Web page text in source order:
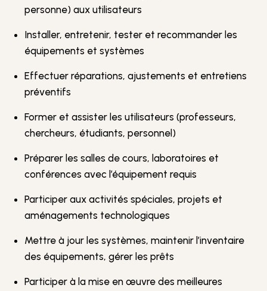
personne) aux utilisateurs
Installer, entretenir, tester et recommander les
équipements et systèmes
Effectuer réparations, ajustements et entretiens
préventifs
Former et assister les utilisateurs (professeurs,
chercheurs, étudiants, personnel)
Préparer les salles de cours, laboratoires et
conférences avec l’équipement requis
Participer aux activités spéciales, projets et
aménagements technologiques
Mettre à jour les systèmes, maintenir l’inventaire
des équipements, gérer les prêts
Participer à la mise en œuvre des meilleures